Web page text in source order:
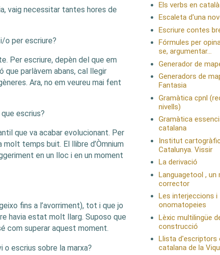
vaig necessitar tantes hores de
o per escriure?
Per escriure, depèn del que em
que parlàvem abans, cal llegir
Ara, no em veureu mai fent
escrius?
que va acabar evolucionant. Per
temps buit. El llibre d’Òmnium
en un lloc i en un moment
fins a l’avorriment), tot i que jo
havia estat molt llarg. Suposo que
com superar aquest moment.
o escrius sobre la marxa?
Els verbs en català
Escaleta d'una
Escriure contes
Fórmules per
se, argumentar...
Generador de
Generadors de
Fantasia
Gramàtica cpnl
nivells)
Gramàtica
catalana
Institut
Catalunya. Vissir
La derivació
Languagetool , un
corrector
Les interjeccions i
onomatopeies
Lèxic multilingüe
construcció
Llista d'escriptors
catalana de la